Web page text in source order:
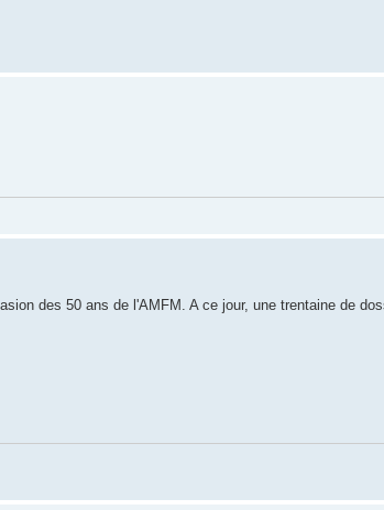
des 50 ans de l'AMFM. A ce jour, une trentaine de